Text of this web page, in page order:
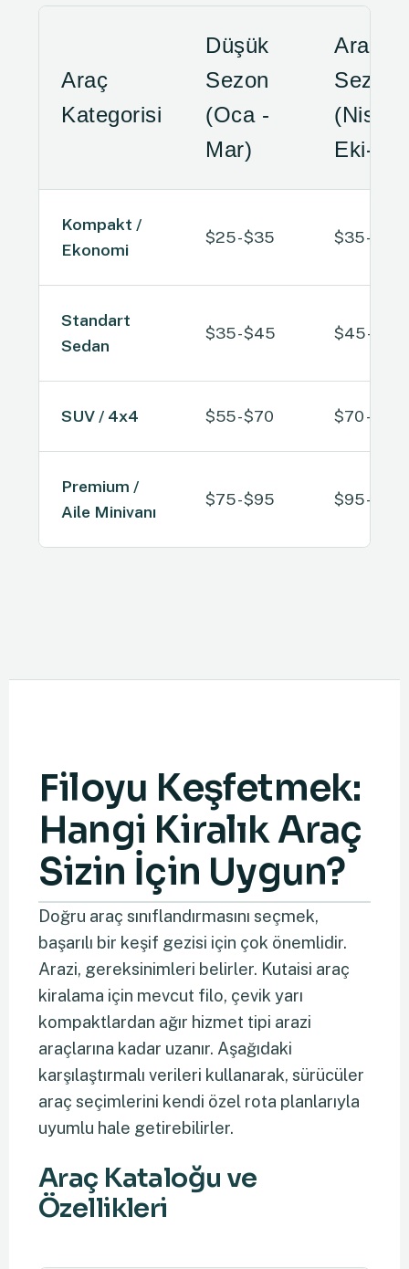
Araç
Kategorisi
Düşük
Sezon
(Oca -
Mar)
Ara
Sezon
(Nis-
Eki-
Kompakt /
Ekonomi
$25 - $35 $35 - $45
Standart
Sedan
$35 - $45 $45 - $60
SUV / 4x4 $55 - $70 $70 - $90
Premium /
Aile Minivanı
$75 - $95 $95 - $120
Filoyu Keşfetmek:
Hangi Kiralık Araç
Sizin İçin Uygun?
Doğru araç sınıflandırmasını seçmek,
başarılı bir keşif gezisi için çok önemlidir.
Arazi, gereksinimleri belirler. Kutaisi araç
kiralama için mevcut filo, çevik yarı
kompaktlardan ağır hizmet tipi arazi
araçlarına kadar uzanır. Aşağıdaki
karşılaştırmalı verileri kullanarak, sürücüler
araç seçimlerini kendi özel rota planlarıyla
uyumlu hale getirebilirler.
Araç Kataloğu ve
Özellikleri